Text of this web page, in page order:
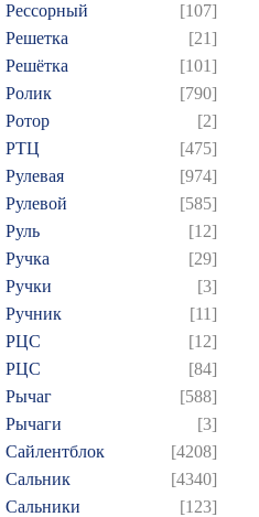
Рессорный
[107]
Решетка
[21]
Решётка
[101]
Ролик
[790]
Ротор
[2]
РТЦ
[475]
Рулевая
[974]
Рулевой
[585]
Руль
[12]
Ручка
[29]
Ручки
[3]
Ручник
[11]
РЦC
[12]
РЦС
[84]
Рычаг
[588]
Рычаги
[3]
Сайлентблок
[4208]
Сальник
[4340]
Сальники
[123]